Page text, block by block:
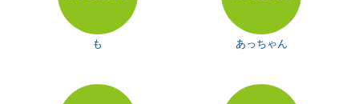
も あっちゃん